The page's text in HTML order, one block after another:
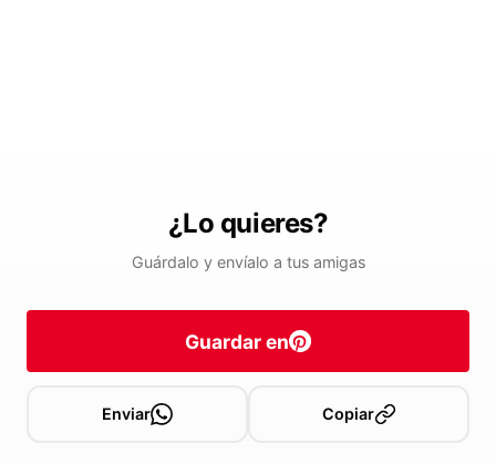
¿Lo quieres?
Guárdalo y envíalo a tus amigas
Guardar en
Enviar Copiar